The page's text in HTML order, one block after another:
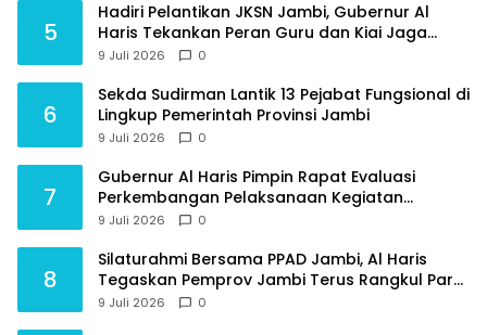
5
Hadiri Pelantikan JKSN Jambi, Gubernur Al
Haris Tekankan Peran Guru dan Kiai Jaga
Moral Generasi Bangsa
9 Juli 2026 0
6
Sekda Sudirman Lantik 13 Pejabat Fungsional di
Lingkup Pemerintah Provinsi Jambi
9 Juli 2026 0
7
Gubernur Al Haris Pimpin Rapat Evaluasi
Perkembangan Pelaksanaan Kegiatan
Pembangunan Triwulan II TA 2026
9 Juli 2026 0
8
Silaturahmi Bersama PPAD Jambi, Al Haris
Tegaskan Pemprov Jambi Terus Rangkul Para
Purnawirawan
9 Juli 2026 0